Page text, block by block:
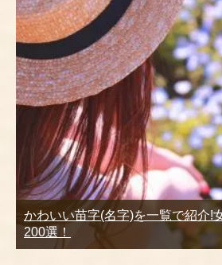
かわいい苗字(名字)を一覧で紹介!
200選！